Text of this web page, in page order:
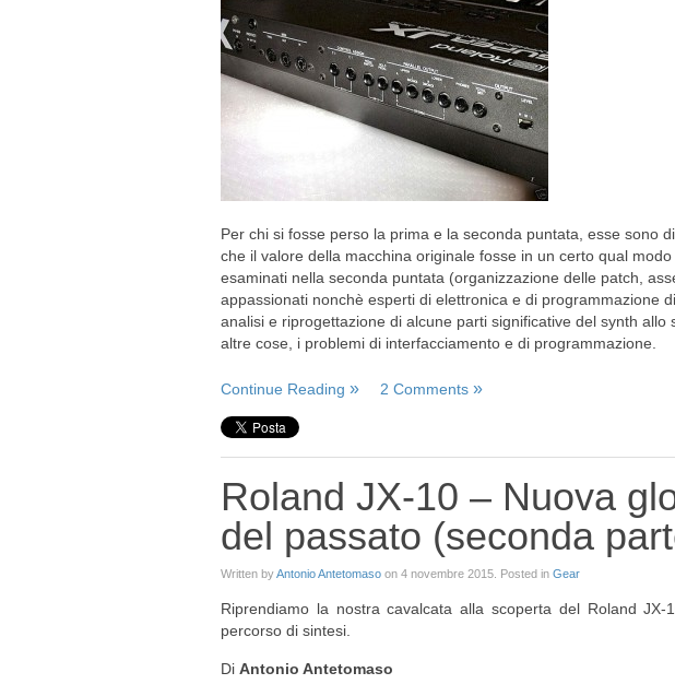
Per chi si fosse perso la prima e la seconda puntata, esse sono
che il valore della macchina originale fosse in un certo qual
esaminati nella seconda puntata (organizzazione delle patch,
appassionati nonchè esperti di elettronica e di programmazione
analisi e riprogettazione di alcune parti significative del synth allo
altre cose, i problemi di interfacciamento e di programmazione.
Continue Reading 2 Comments
Roland JX-10 – Nuova
del passato (seconda
Written byAntonio Antetomaso on 4 novembre 2015 . Posted in Gear
Riprendiamo la nostra cavalcata alla scoperta del Roland
percorso di sintesi.
Di Antonio Antetomaso